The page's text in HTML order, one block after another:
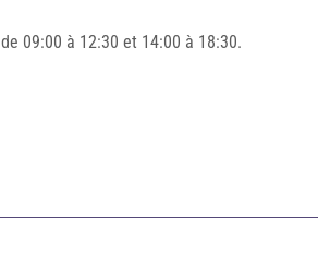
09:00 à 12:30 et 14:00 à 18:30.